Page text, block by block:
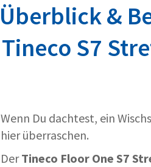
Überblick &
Tineco S7
Wenn Du dachtest, ein
hier überraschen.
DerTineco Floor One S7